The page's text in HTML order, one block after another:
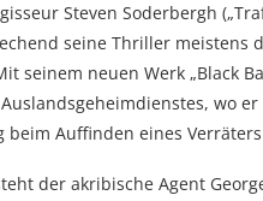
Steven Soderbergh
seine Thriller meistens
seinem neuen Werk „Black
wo
Auffinden eines
der akribische Agent